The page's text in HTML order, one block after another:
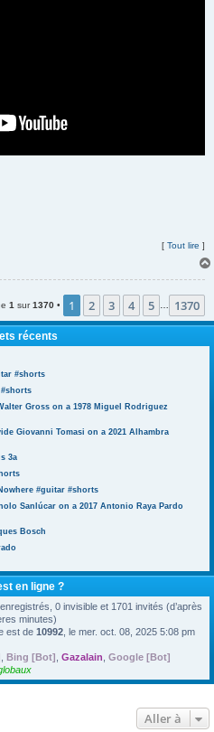
[ Tout lire ]
1 sur1370 • 1 2 3 4 5 1370
récents
#shorts
Gross on a 1978 Miguel Rodriguez
Giovanni Tomasi on a 2021 Alhambra
3a
#guitar #shorts
Sanlúcar on a 2017 Antonio Raya Pardo
Bosch
en ligne ?
0 invisible et 1701 invités (d’après
minutes)
est de 10992 , le mer. oct. 08, 2025 5:08 pm
Bing [Bot] Gazalain Google [Bot]
Aller à